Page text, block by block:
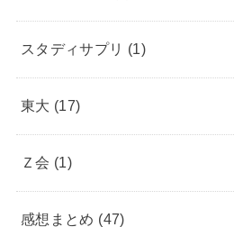
スタディサプリ (1)
東大 (17)
Ｚ会 (1)
感想まとめ (47)